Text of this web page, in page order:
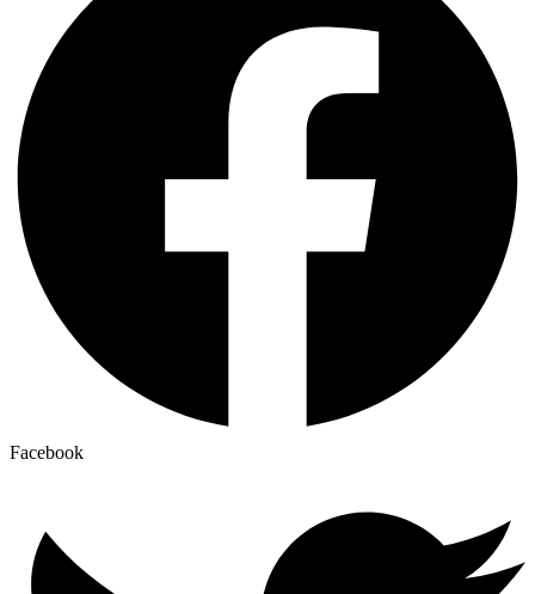
Facebook